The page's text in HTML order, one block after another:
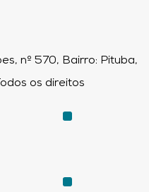
nº 570, Bairro: Pituba,
os direitos